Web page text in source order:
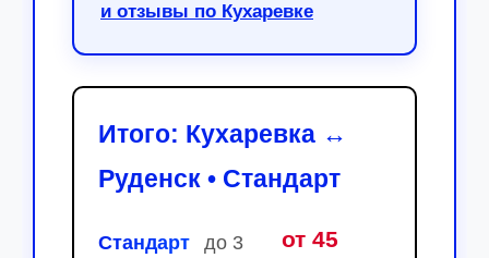
и отзывы по Кухаревке
Итого: Кухаревка ↔
Руденск • Стандарт
Стандарт
до 3
от 45